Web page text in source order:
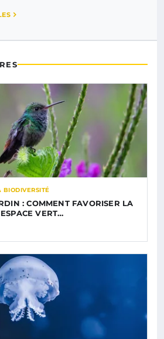
BIODIVERSITÉ
: COMMENT FAVORISER LA
VERT…